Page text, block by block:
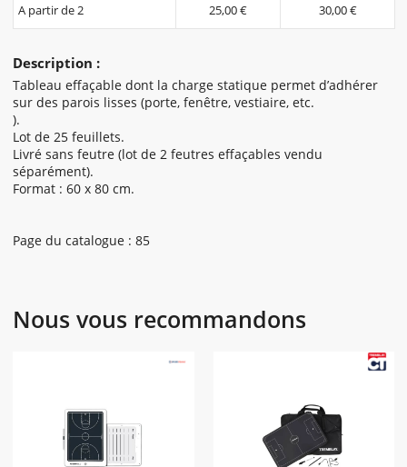
Description :
Tableau effaçable dont la charge statique permet d’adhérer
sur des parois lisses (porte, fenêtre, vestiaire, etc.
).
Lot de 25 feuillets.
Livré sans feutre (lot de 2 feutres effaçables vendu
séparément).
Format : 60 x 80 cm.
Page du catalogue : 85
A partir de 2 25,00 € 30,00 €
Nous vous recommandons